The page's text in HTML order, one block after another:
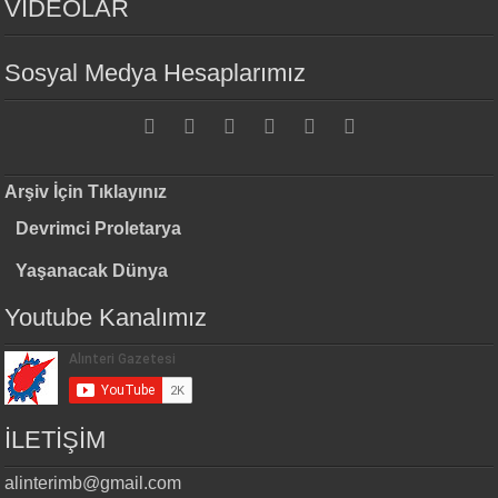
VİDEOLAR
Sosyal Medya Hesaplarımız
Arşiv İçin Tıklayınız
Devrimci Proletarya
Yaşanacak Dünya
Youtube Kanalımız
İLETİŞİM
alinterimb@gmail.com